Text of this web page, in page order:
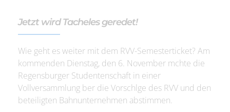
Jetzt wird Tacheles geredet!
Wie geht es weiter mit dem RVV-Semesterticket? Am
kommenden Dienstag, den 6. November mchte die
Regensburger Studentenschaft in einer
Vollversammlung ber die Vorschlge des RVV und den
beteiligten Bahnunternehmen abstimmen.